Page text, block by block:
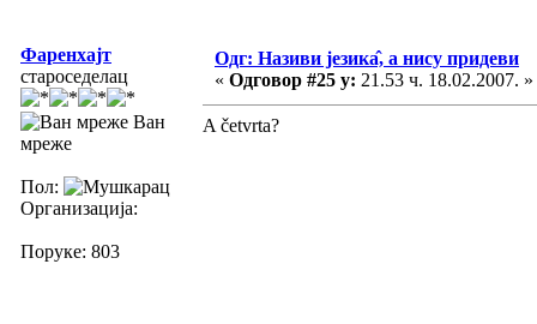
Фаренхајт
староседелац
Ван
мреже
Пол:
Организација:
Поруке: 803
Одг: Називи језика̂, а нису придеви
« Одговор #25 у: 21.53 ч. 18.02.2007. »
A četvrta?